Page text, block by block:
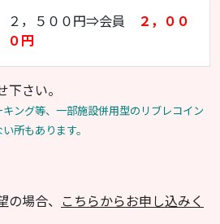
２，５００円⇒会員 ２，００
０円
さい。
ング等、一部施設併用型のリブレコイン
所もあります。
場合、 こちらからお申し込みく